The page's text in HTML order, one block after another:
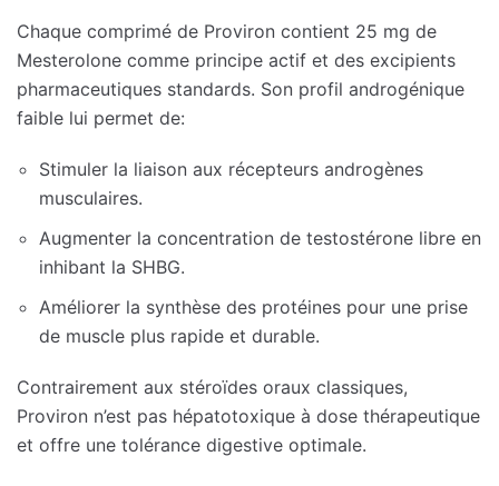
Chaque comprimé de Proviron contient 25 mg de
Mesterolone comme principe actif et des excipients
pharmaceutiques standards. Son profil androgénique
faible lui permet de:
Stimuler la liaison aux récepteurs androgènes
musculaires.
Augmenter la concentration de testostérone libre en
inhibant la SHBG.
Améliorer la synthèse des protéines pour une prise
de muscle plus rapide et durable.
Contrairement aux stéroïdes oraux classiques,
Proviron n’est pas hépatotoxique à dose thérapeutique
et offre une tolérance digestive optimale.